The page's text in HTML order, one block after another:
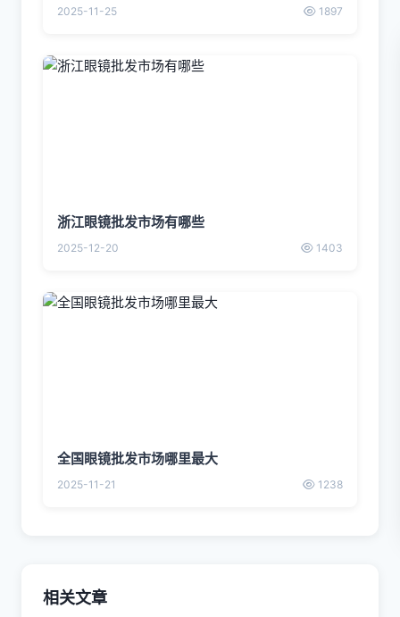
2025-11-25 1897
浙江眼镜批发市场有哪些
2025-12-20 1403
全国眼镜批发市场哪里最大
2025-11-21 1238
相关文章